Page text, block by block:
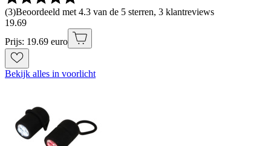
(3)Beoordeeld met 4.3 van de 5 sterren, 3 klantreviews
19.69
Prijs: 19.69 euro
Bekijk alles in voorlicht